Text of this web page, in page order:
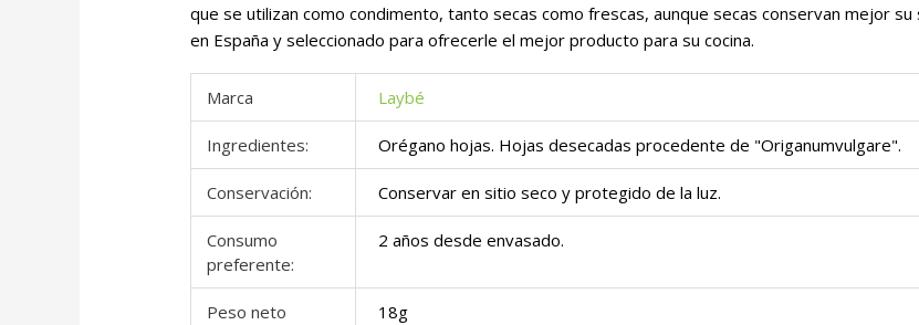
que se utilizan como condimento, tanto secas como frescas, aunque secas conservan mejor
en España y seleccionado para ofrecerle el mejor producto para su cocina.
Marca Laybé
Ingredientes: Orégano hojas. Hojas desecadas procedente de "Origanumvulgare".
Conservación: Conservar en sitio seco y protegido de la luz.
Consumo
preferente:
2 años desde envasado.
Peso neto 18g